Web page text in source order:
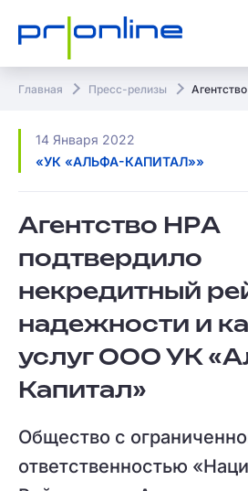
Главная Пресс-релизы
14 Января 2022
«УК «АЛЬФА-КАПИТАЛ»»
Агентство НРА
подтвердило
некредитный
надежности и
услуг ООО УК
Капитал»
Общество с
ответственностью